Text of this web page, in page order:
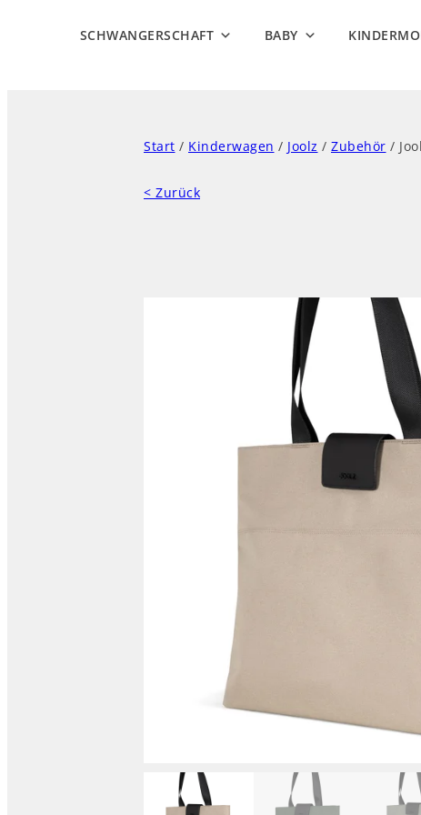
SCHWANGERSCHAFT BABY
Start / Kinderwagen / Joolz / Zubehör /
< Zurück